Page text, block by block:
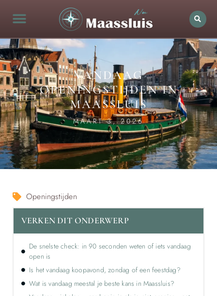
VANDAAG
OPENINGSTIJDEN IN
MAASSLUIS
MAART 3, 2026
Openingstijden
VERKEN DIT ONDERWERP
De snelste check: in 90 seconden weten of iets vandaag
open is
Is het vandaag koopavond, zondag of een feestdag?
Wat is vandaag meestal je beste kans in Maassluis?